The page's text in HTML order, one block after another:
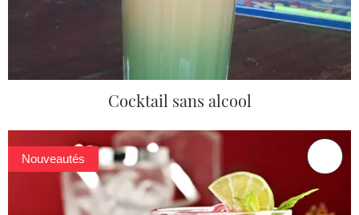
Cocktail sans alcool
Nouveautés